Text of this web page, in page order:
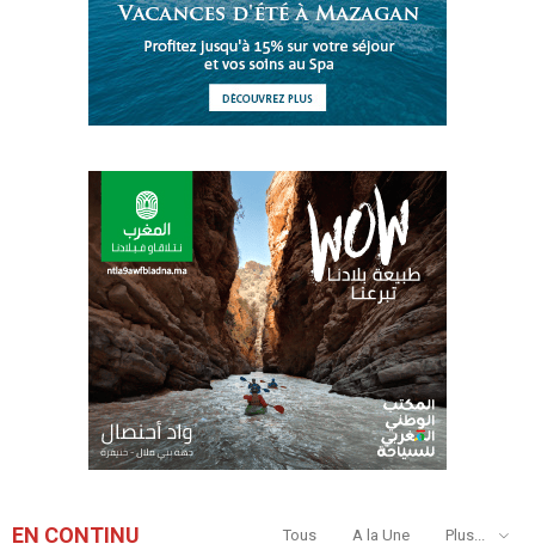
EN CONTINU Tous A la Une Plus...